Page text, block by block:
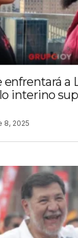
enfrentará a
interino
8, 2025